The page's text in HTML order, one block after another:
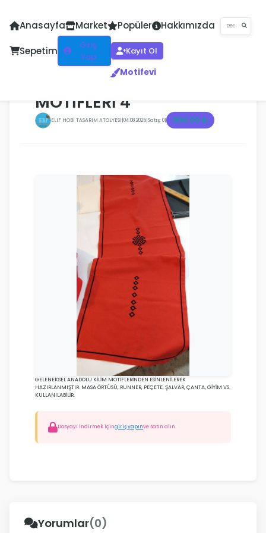
Motifevi
Anasayfa Market Popüler Hakkımızda
Sepetim
Giriş
Yap
Kayıt Ol
ANADOLU KİLİM
MOTİFLERİ 4
ELIF HOBI TASARIM ATOLYESI|04.08.2025|Satış: 0| 300.00 ₺
GELENEKSEL ANADOLU KİLİM MOTİFLERİNDEN ESİNLENİLEREK
HAZIRLANMIŞTIR. MASA ÖRTÜSÜ, RUNNER, PEÇETE, ŞALVAR, ÇANTA, GİYİM VS.
KULLANILABİLİR.
Dosyayı indirmek içingiriş yapınve satın alın.
Yorumlar(0)